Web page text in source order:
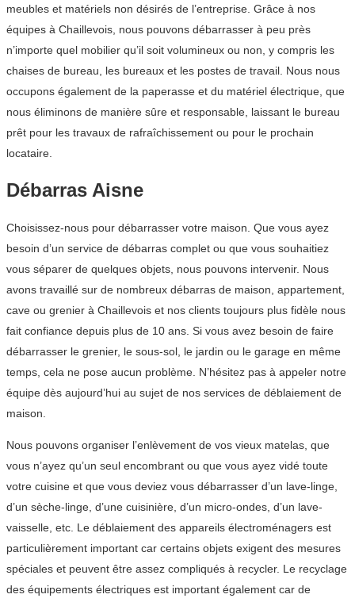
meubles et matériels non désirés de l’entreprise. Grâce à nos
équipes à Chaillevois, nous pouvons débarrasser à peu près
n’importe quel mobilier qu’il soit volumineux ou non, y compris les
chaises de bureau, les bureaux et les postes de travail. Nous nous
occupons également de la paperasse et du matériel électrique, que
nous éliminons de manière sûre et responsable, laissant le bureau
prêt pour les travaux de rafraîchissement ou pour le prochain
locataire.
Débarras Aisne
Choisissez-nous pour débarrasser votre maison. Que vous ayez
besoin d’un service de débarras complet ou que vous souhaitiez
vous séparer de quelques objets, nous pouvons intervenir. Nous
avons travaillé sur de nombreux débarras de maison, appartement,
cave ou grenier à Chaillevois et nos clients toujours plus fidèle nous
fait confiance depuis plus de 10 ans. Si vous avez besoin de faire
débarrasser le grenier, le sous-sol, le jardin ou le garage en même
temps, cela ne pose aucun problème. N’hésitez pas à appeler notre
équipe dès aujourd’hui au sujet de nos services de déblaiement de
maison.
Nous pouvons organiser l’enlèvement de vos vieux matelas, que
vous n’ayez qu’un seul encombrant ou que vous ayez vidé toute
votre cuisine et que vous deviez vous débarrasser d’un lave-linge,
d’un sèche-linge, d’une cuisinière, d’un micro-ondes, d’un lave-
vaisselle, etc. Le déblaiement des appareils électroménagers est
particulièrement important car certains objets exigent des mesures
spéciales et peuvent être assez compliqués à recycler. Le recyclage
des équipements électriques est important également car de